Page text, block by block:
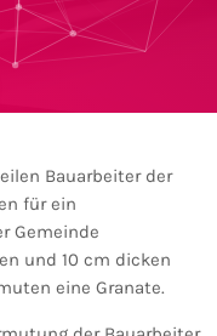
Bauarbeiter der
für ein
Gemeinde
und 10 cm dicken
eine Granate.